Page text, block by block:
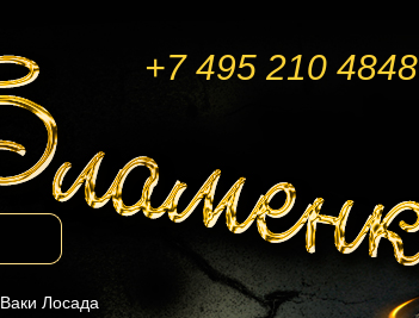
+7 495 210 4848
Ваки Лосада